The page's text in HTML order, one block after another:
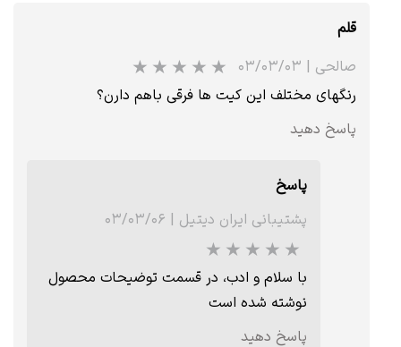
قلم
صالحی | ۰۳/۰۳/۰۳
رنگهای مختلف این کیت ها فرقی باهم دارن؟
پاسخ دهید
پاسخ
پشتیبانی ایران دیتیل | ۰۳/۰۳/۰۶
با سلام و ادب، در قسمت توضیحات محصول
نوشته شده است
پاسخ دهید